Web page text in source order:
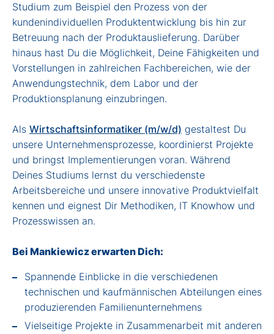
Studium zum Beispiel den Prozess von der
kundenindividuellen Produktentwicklung bis hin zur
Betreuung nach der Produktauslieferung. Darüber
hinaus hast Du die Möglichkeit, Deine Fähigkeiten und
Vorstellungen in zahlreichen Fachbereichen, wie der
Anwendungstechnik, dem Labor und der
Produktionsplanung einzubringen.
Als Wirtschaftsinformatiker (m/w/d) gestaltest Du
unsere Unternehmensprozesse, koordinierst Projekte
und bringst Implementierungen voran. Während
Deines Studiums lernst du verschiedenste
Arbeitsbereiche und unsere innovative Produktvielfalt
kennen und eignest Dir Methodiken, IT Knowhow und
Prozesswissen an.
Bei Mankiewicz erwarten Dich:
Spannende Einblicke in die verschiedenen
technischen und kaufmännischen Abteilungen eines
produzierenden Familienunternehmens
Vielseitige Projekte in Zusammenarbeit mit anderen